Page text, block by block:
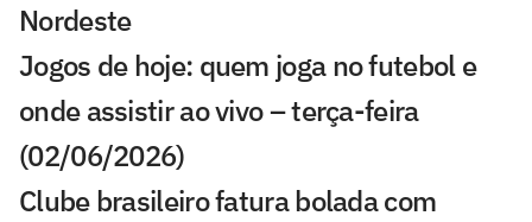
Nordeste
Jogos de hoje: quem joga no futebol e
onde assistir ao vivo – terça-feira
(02/06/2026)
Clube brasileiro fatura bolada com